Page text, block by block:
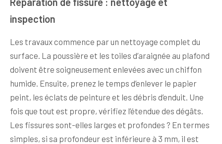
inspection
Les travaux commence par un nettoyage complet du
surface. La poussière et les toiles d’araignée au plafond
doivent être soigneusement enlevées avec un chiffon
humide. Ensuite, prenez le temps d’enlever le papier
peint, les éclats de peinture et les débris d’enduit. Une
fois que tout est propre, vérifiez l’étendue des dégâts.
Les fissures sont-elles larges et profondes ? En termes
simples, si sa profondeur est inférieure à 3 mm, il est